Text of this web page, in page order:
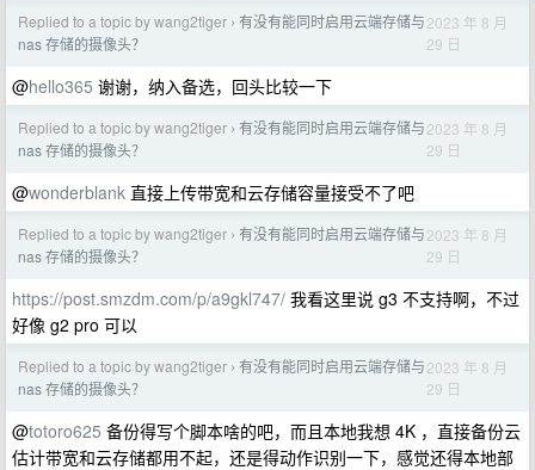
Replied to a topic by wang2tiger › 有没有能同时启用云端存储与
nas 存储的摄像头？
2023 年 8 月
29 日
@hello365 谢谢，纳入备选，回头比较一下
Replied to a topic by wang2tiger › 有没有能同时启用云端存储与
nas 存储的摄像头？
2023 年 8 月
29 日
@wonderblank 直接上传带宽和云存储容量接受不了吧
Replied to a topic by wang2tiger › 有没有能同时启用云端存储与
nas 存储的摄像头？
2023 年 8 月
29 日
https://post.smzdm.com/p/a9gkl747/ 我看这里说 g3 不支持啊，不过
好像 g2 pro 可以
Replied to a topic by wang2tiger › 有没有能同时启用云端存储与
nas 存储的摄像头？
2023 年 8 月
29 日
@totoro625 备份得写个脚本啥的吧，而且本地我想 4K ，直接备份云
估计带宽和云存储都用不起，还是得动作识别一下，感觉还得本地部